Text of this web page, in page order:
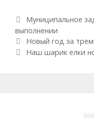
Рубрики
Муниципальное
выполнении
Навигация по записям
Новый год за
Наш шарик елки